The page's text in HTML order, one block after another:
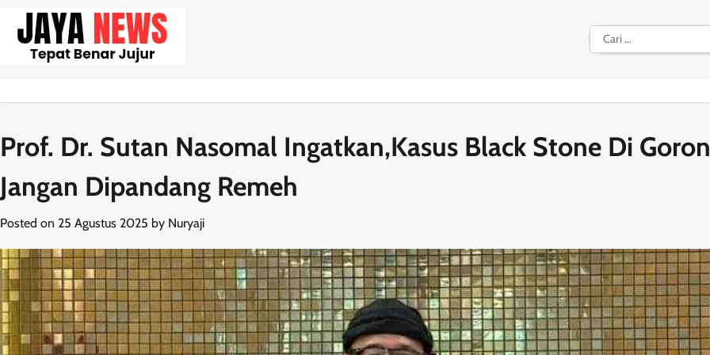
content
Cari
untuk:
Prof. Dr. Sutan Nasomal Ingatkan,Kasus Black Stone Di
Jangan Dipandang Remeh
Posted on 25 Agustus 2025 by Nuryaji